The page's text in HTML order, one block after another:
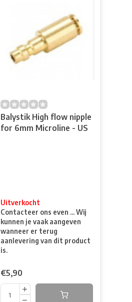
Balystik High flow nipple
for 6mm Microline - US
Uitverkocht
Contacteer ons even ... Wij
kunnen je vaak aangeven
wanneer er terug
aanlevering van dit product
is.
€5,90